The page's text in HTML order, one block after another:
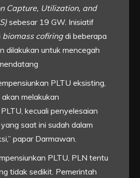
Capture, Utilization, and
sebesar 19 GW. Inisiatif
biomass cofiringdi beberapa
dilakukan untuk mencegah
PLTU eksisting,
melakukan
kecuali penyelesaian
saat ini sudah dalam
papar Darmawan.
PLTU, PLN tentu
tidak sedikit. Pemerintah